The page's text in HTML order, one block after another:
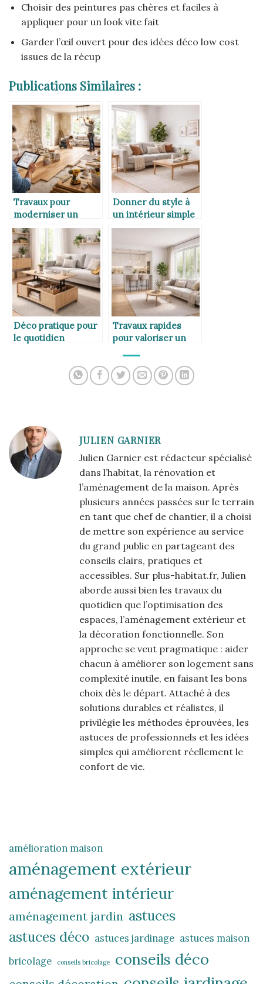
Choisir des peintures pas chères et faciles à
appliquer pour un look vite fait
Garder l’œil ouvert pour des idées déco low cost
issues de la récup
Publications Similaires :
Travaux pour
moderniser un
intérieur
Donner du style à
un intérieur simple
Déco pratique pour
le quotidien
Travaux rapides
pour valoriser un
JULIEN GARNIER
Julien Garnier est rédacteur spécialisé
dans l’habitat, la rénovation et
l’aménagement de la maison. Après
plusieurs années passées sur le terrain
en tant que chef de chantier, il a choisi
de mettre son expérience au service
du grand public en partageant des
conseils clairs, pratiques et
accessibles. Sur plus-habitat.fr, Julien
aborde aussi bien les travaux du
quotidien que l’optimisation des
espaces, l’aménagement extérieur et
la décoration fonctionnelle. Son
approche se veut pragmatique : aider
chacun à améliorer son logement sans
complexité inutile, en faisant les bons
choix dès le départ. Attaché à des
solutions durables et réalistes, il
privilégie les méthodes éprouvées, les
astuces de professionnels et les idées
simples qui améliorent réellement le
confort de vie.
amélioration maison
aménagement extérieur
aménagement intérieur
aménagement jardin astuces
astuces déco astuces jardinage astuces maison
bricolage
conseils bricolage conseils déco